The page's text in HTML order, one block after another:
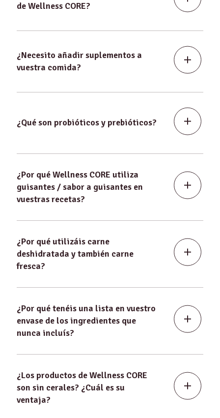
de Wellness CORE?
¿Necesito añadir suplementos a
vuestra comida?
¿Qué son probióticos y prebióticos?
¿Por qué Wellness CORE utiliza
guisantes / sabor a guisantes en
vuestras recetas?
¿Por qué utilizáis carne
deshidratada y también carne
fresca?
¿Por qué tenéis una lista en vuestro
envase de los ingredientes que
nunca incluís?
¿Los productos de Wellness CORE
son sin cerales? ¿Cuál es su
ventaja?